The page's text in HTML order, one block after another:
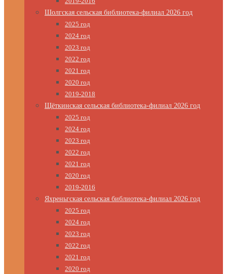
Шолгская сельская библиотека-филиал 2026 год
2025 год
2024 год
2023 год
2022 год
2021 год
2020 год
2019-2018
Щёткинская сельская библиотека-филиал 2026 год
2025 год
2024 год
2023 год
2022 год
2021 год
2020 год
2019-2016
Яхреньгская сельская библиотека-филиал 2026 год
2025 год
2024 год
2023 год
2022 год
2021 год
2020 год